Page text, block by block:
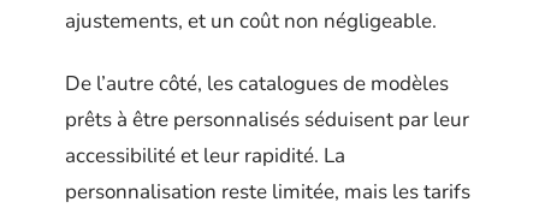
ajustements, et un coût non négligeable.
De l’autre côté, les catalogues de modèles
prêts à être personnalisés séduisent par leur
accessibilité et leur rapidité. La
personnalisation reste limitée, mais les tarifs